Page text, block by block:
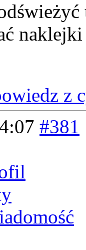
z
#381